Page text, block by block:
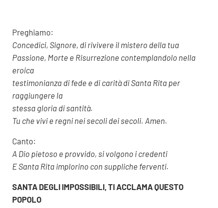
Preghiamo:
Concedici, Signore, di rivivere il mistero della tua
Passione, Morte e Risurrezione contemplandolo nella
eroica
testimonianza di fede e di carità di Santa Rita per
raggiungere la
stessa gloria di santità.
Tu che vivi e regni nei secoli dei secoli. Amen.
Canto:
A Dio pietoso e provvido, si volgono i credenti
E Santa Rita implorino con suppliche ferventi.
SANTA DEGLI IMPOSSIBILI, TI ACCLAMA QUESTO
POPOLO